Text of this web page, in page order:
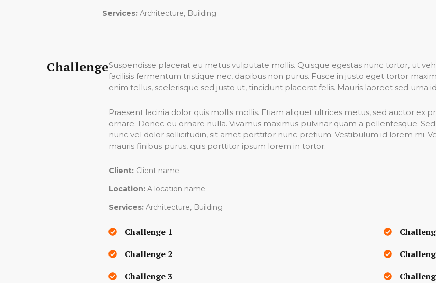
Services: Architecture, Building
ChallengeSuspendisse placerat eu metus vulputate mollis. Quisque egestas nunc tortor, ut
facilisis fermentum tristique nec, dapibus non purus. Fusce in justo eget tortor
enim tellus, scelerisque sed justo ut, tincidunt placerat felis. Mauris laoreet sed urna
Praesent lacinia dolor quis mollis mollis. Etiam aliquet ultrices metus, sed auctor ex
ornare. Donec eu ornare nulla. Vivamus maximus pulvinar quam a pellentesque.
nunc vel dolor sollicitudin, sit amet porttitor nunc pretium. Vestibulum id lorem mi.
mauris finibus purus, quis porttitor ipsum lorem in tortor.
Client: Client name
Location: A location name
Services: Architecture, Building
Challenge 1
Challenge 2
Challenge 3